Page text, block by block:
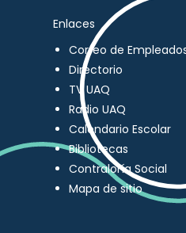
Enlaces
Correo de
Directorio
TV UAQ
Radio UAQ
Calendario Escolar
Bibliotecas
Contraloría Social
Mapa de sitio